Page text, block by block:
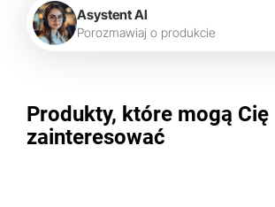
Asystent AI
Porozmawiaj o produkcie
Produkty, które mogą Cię
zainteresować